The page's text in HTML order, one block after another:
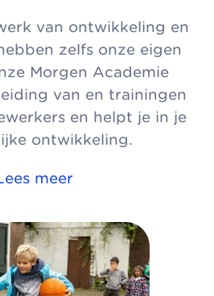
van ontwikkeling en
zelfs onze eigen
Morgen Academie
van en trainingen
en helpt je in je
ontwikkeling.
meer